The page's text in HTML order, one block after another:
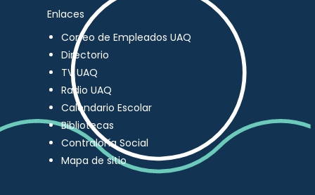
Enlaces
Correo de Empleados UAQ
Directorio
TV UAQ
Radio UAQ
Calendario Escolar
Bibliotecas
Contraloría Social
Mapa de sitio